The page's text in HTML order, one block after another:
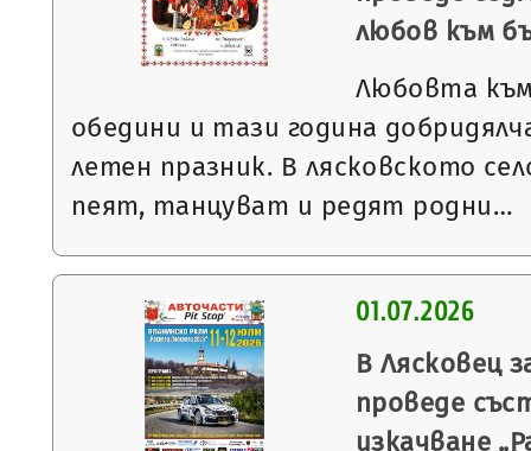
любов към
Любовта
обедини и тази година
летен празник. В лясковското
пеят, танцуват и редят родни…
01.07.2026
В Лясковец
проведе
изкачване